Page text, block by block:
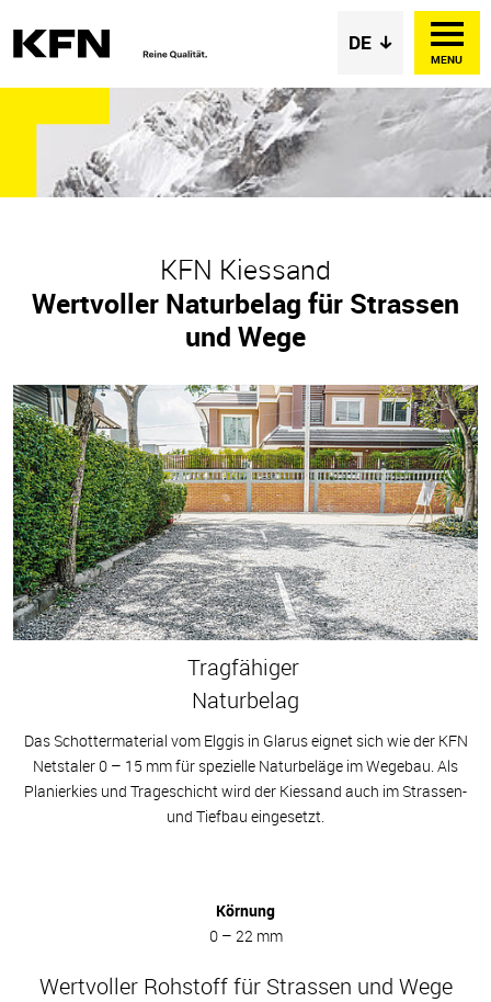
MENU
KFN Kiessand
Wertvoller Naturbelag für Strassen
und Wege
Tragfähiger
Naturbelag
Das Schottermaterial vom Elggis in Glarus eignet sich wie der KFN
Netstaler 0 – 15 mm für spezielle Naturbeläge im Wegebau. Als
Planierkies und Trageschicht wird der Kiessand auch im Strassen-
und Tiefbau eingesetzt.
Körnung
0 – 22 mm
Wertvoller Rohstoff für Strassen und Wege